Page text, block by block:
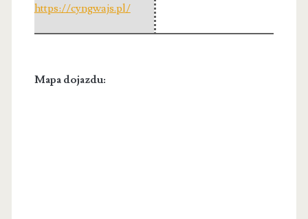
https://cyngwajs.pl/
Mapa dojazdu: